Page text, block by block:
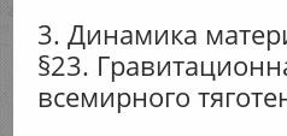
3. Динамика
§23.
всемирного